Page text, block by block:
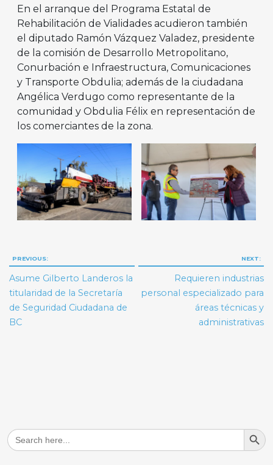
En el arranque del Programa Estatal de
Rehabilitación de Vialidades acudieron también
el diputado Ramón Vázquez Valadez, presidente
de la comisión de Desarrollo Metropolitano,
Conurbación e Infraestructura, Comunicaciones
y Transporte Obdulia; además de la ciudadana
Angélica Verdugo como representante de la
comunidad y Obdulia Félix en representación de
los comerciantes de la zona.
Navegación
de
entradas
PREVIOUS:
Asume Gilberto Landeros la
titularidad de la Secretaría
de Seguridad Ciudadana de
BC
NEXT:
Requieren industrias
personal especializado para
áreas técnicas y
administrativas
Search
for:
Search